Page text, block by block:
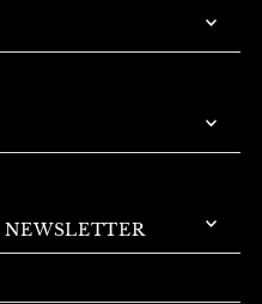
NEWSLETTER